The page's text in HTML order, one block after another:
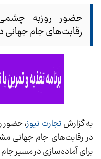
حضور روزبه
رقابت‌های جام جهانی
به گزارشتجارت نیوز، حضور
در رقابت‌های جام جهانی
برای آماده‌سازی در مسیر